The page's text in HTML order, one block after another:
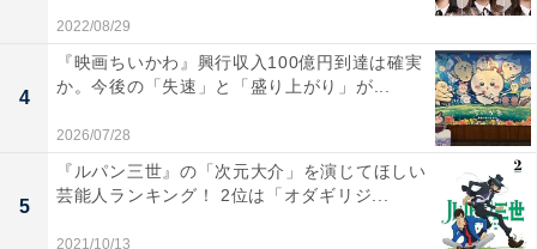
2021年の決勝進出者発表（公式YouTubeより）
2021年の発表順は「コンビ名を50音順に並べて1・3・
5・7・9・2・4・6・8番の順に読み上げる」というもの
で、2番目に呼ばれたのは真空ジェシカでした。4年連続
のジンクス達成なるか？
2022/08/29
4
『映画ちいかわ』興行収入100億円到達は確実
か。今後の「失速」と「盛り上がり」が...
2026/07/28
5
『ルパン三世』の「次元大介」を演じてほしい
芸能人ランキング！ 2位は「オダギリジ...
2021/10/13